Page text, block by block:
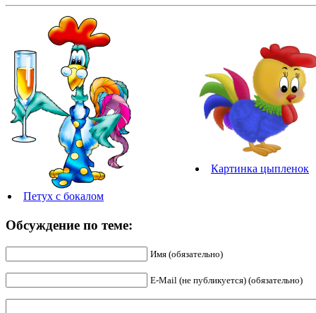
Петух с бокалом
Картинка цыпленок
Обсуждение по теме:
Имя (обязательно)
E-Mail (не публикуется) (обязательно)